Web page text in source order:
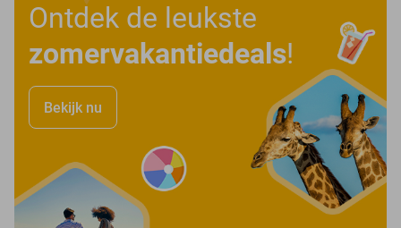
Ontdek de leukste
zomervakantiedeals!
Bekijk nu